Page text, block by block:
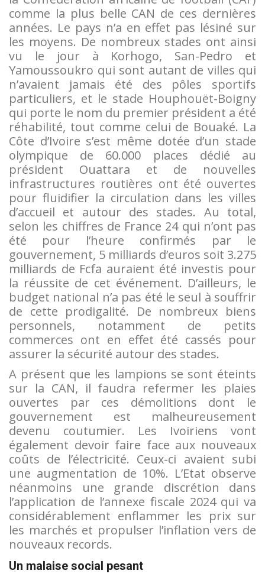
comme la plus belle CAN de ces dernières
années. Le pays n’a en effet pas lésiné sur
les moyens. De nombreux stades ont ainsi
vu le jour à Korhogo, San-Pedro et
Yamoussoukro qui sont autant de villes qui
n’avaient jamais été des pôles sportifs
particuliers, et le stade Houphouët-Boigny
qui porte le nom du premier président a été
réhabilité, tout comme celui de Bouaké. La
Côte d’Ivoire s’est même dotée d’un stade
olympique de 60.000 places dédié au
président Ouattara et de nouvelles
infrastructures routières ont été ouvertes
pour fluidifier la circulation dans les villes
d’accueil et autour des stades. Au total,
selon les chiffres de France 24 qui n’ont pas
été pour l’heure confirmés par le
gouvernement, 5 milliards d’euros soit 3.275
milliards de Fcfa auraient été investis pour
la réussite de cet événement. D’ailleurs, le
budget national n’a pas été le seul à souffrir
de cette prodigalité. De nombreux biens
personnels, notamment de petits
commerces ont en effet été cassés pour
assurer la sécurité autour des stades.
A présent que les lampions se sont éteints
sur la CAN, il faudra refermer les plaies
ouvertes par ces démolitions dont le
gouvernement est malheureusement
devenu coutumier. Les Ivoiriens vont
également devoir faire face aux nouveaux
coûts de l’électricité. Ceux-ci avaient subi
une augmentation de 10%. L’Etat observe
néanmoins une grande discrétion dans
l’application de l’annexe fiscale 2024 qui va
considérablement enflammer les prix sur
les marchés et propulser l’inflation vers de
nouveaux records.
Un malaise social pesant